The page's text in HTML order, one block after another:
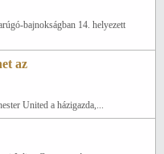
bajnokságban 14. helyezett
az
United a házigazda,...